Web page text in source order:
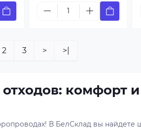
2 3 > >|
комфорт и
В БелСклад вы